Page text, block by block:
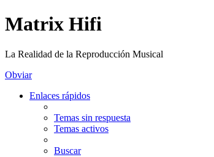
Matrix Hifi
La Realidad de la Reproducción Musical
Obviar
Enlaces rápidos
Temas sin respuesta
Temas activos
Buscar